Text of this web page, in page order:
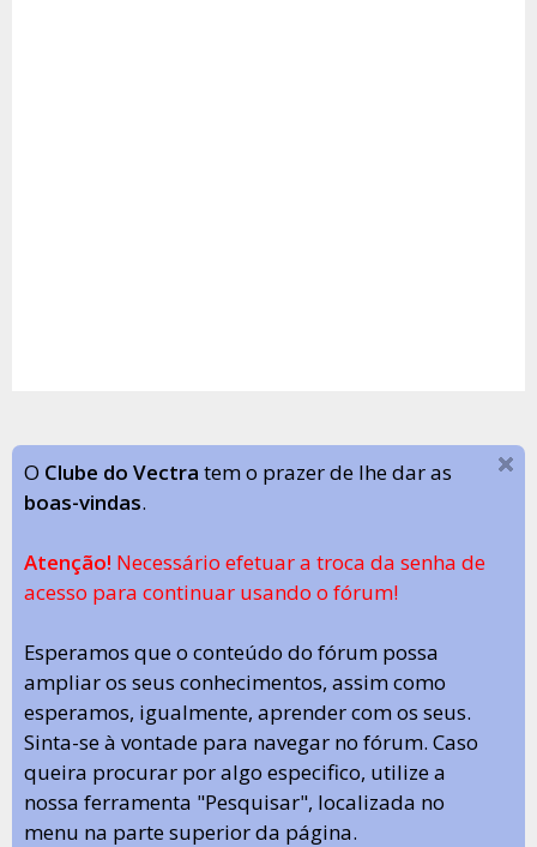
O Clube do Vectra tem o prazer de lhe dar as
boas-vindas.
Atenção! Necessário efetuar a troca da senha de
acesso para continuar usando o fórum!
Esperamos que o conteúdo do fórum possa
ampliar os seus conhecimentos, assim como
esperamos, igualmente, aprender com os seus.
Sinta-se à vontade para navegar no fórum. Caso
queira procurar por algo especifico, utilize a
nossa ferramenta "Pesquisar", localizada no
menu na parte superior da página.